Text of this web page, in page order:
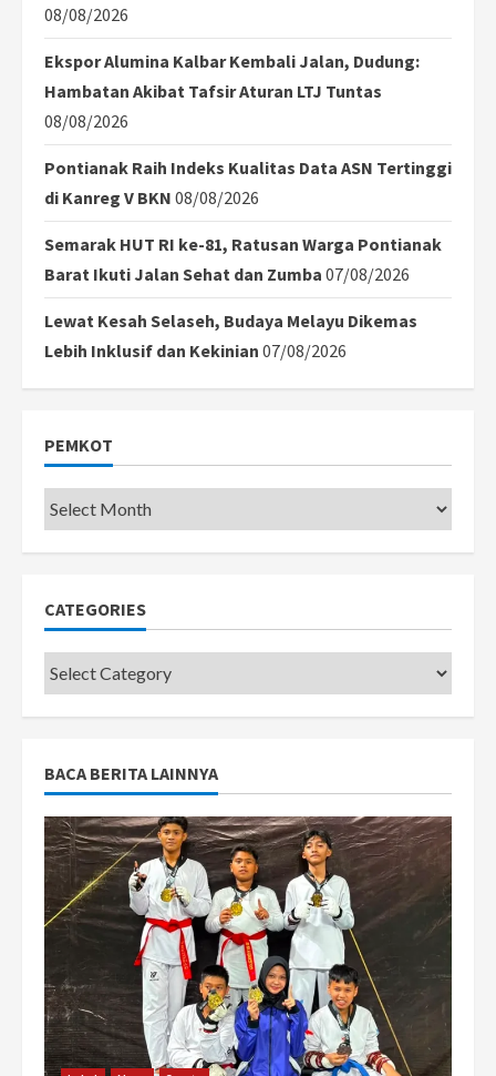
08/08/2026
Ekspor Alumina Kalbar Kembali Jalan, Dudung:
Hambatan Akibat Tafsir Aturan LTJ Tuntas
08/08/2026
Pontianak Raih Indeks Kualitas Data ASN Tertinggi
di Kanreg V BKN 08/08/2026
Semarak HUT RI ke-81, Ratusan Warga Pontianak
Barat Ikuti Jalan Sehat dan Zumba 07/08/2026
Lewat Kesah Selaseh, Budaya Melayu Dikemas
Lebih Inklusif dan Kekinian 07/08/2026
PEMKOT
Pemkot
CATEGORIES
Categories
BACA BERITA LAINNYA